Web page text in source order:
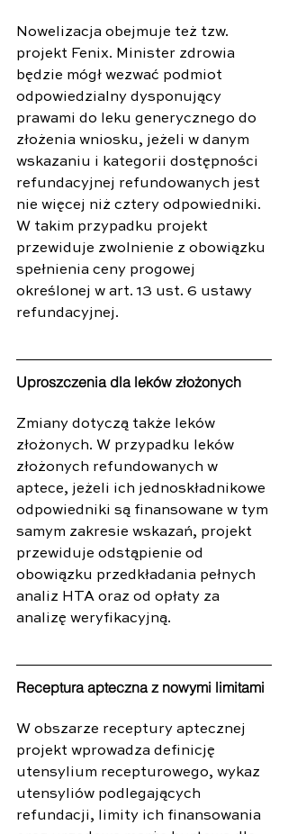
Nowelizacja obejmuje też tzw.
projekt Fenix. Minister zdrowia
będzie mógł wezwać podmiot
odpowiedzialny dysponujący
prawami do leku generycznego do
złożenia wniosku, jeżeli w danym
wskazaniu i kategorii dostępności
refundacyjnej refundowanych jest
nie więcej niż cztery odpowiedniki.
W takim przypadku projekt
przewiduje zwolnienie z obowiązku
spełnienia ceny progowej
określonej w art. 13 ust. 6 ustawy
refundacyjnej.
Uproszczenia dla leków złożonych
Zmiany dotyczą także leków
złożonych. W przypadku leków
złożonych refundowanych w
aptece, jeżeli ich jednoskładnikowe
odpowiedniki są finansowane w tym
samym zakresie wskazań, projekt
przewiduje odstąpienie od
obowiązku przedkładania pełnych
analiz HTA oraz od opłaty za
analizę weryfikacyjną.
Receptura apteczna z nowymi limitami
W obszarze receptury aptecznej
projekt wprowadza definicję
utensylium recepturowego, wykaz
utensyliów podlegających
refundacji, limity ich finansowania